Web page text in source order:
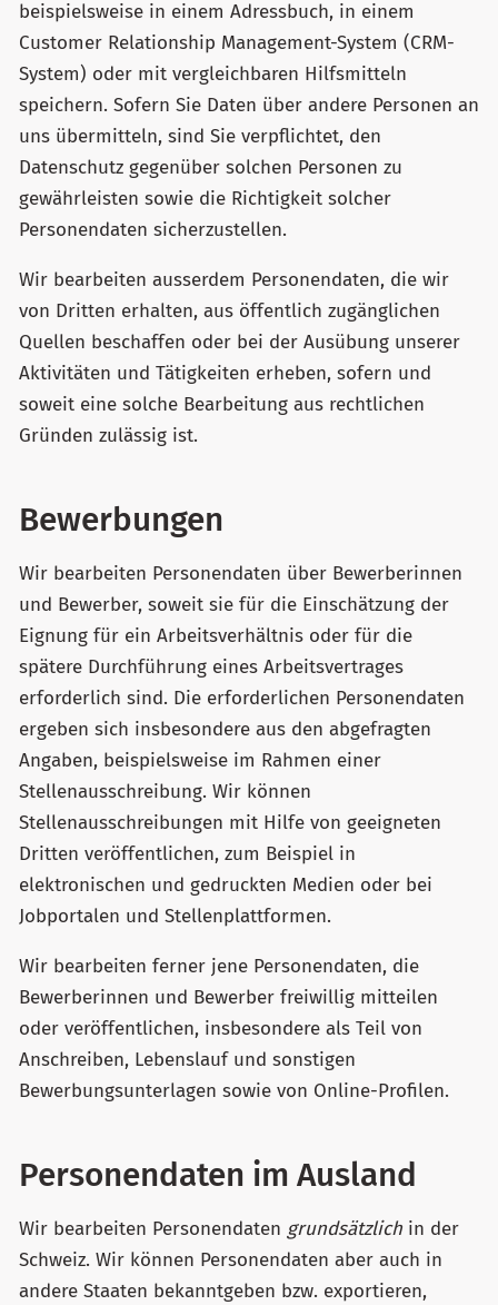
beispielsweise in einem Adressbuch, in einem
Customer Relationship Management-System (CRM-
System) oder mit vergleichbaren Hilfsmitteln
speichern. Sofern Sie Daten über andere Personen an
uns übermitteln, sind Sie verpflichtet, den
Datenschutz gegenüber solchen Personen zu
gewährleisten sowie die Richtigkeit solcher
Personendaten sicherzustellen.
Wir bearbeiten ausserdem Personendaten, die wir
von Dritten erhalten, aus öffentlich zugänglichen
Quellen beschaffen oder bei der Ausübung unserer
Aktivitäten und Tätigkeiten erheben, sofern und
soweit eine solche Bearbeitung aus rechtlichen
Gründen zulässig ist.
Bewerbungen
Wir bearbeiten Personendaten über Bewerberinnen
und Bewerber, soweit sie für die Einschätzung der
Eignung für ein Arbeitsverhältnis oder für die
spätere Durchführung eines Arbeitsvertrages
erforderlich sind. Die erforderlichen Personendaten
ergeben sich insbesondere aus den abgefragten
Angaben, beispielsweise im Rahmen einer
Stellenausschreibung. Wir können
Stellenausschreibungen mit Hilfe von geeigneten
Dritten veröffentlichen, zum Beispiel in
elektronischen und gedruckten Medien oder bei
Jobportalen und Stellenplattformen.
Wir bearbeiten ferner jene Personendaten, die
Bewerberinnen und Bewerber freiwillig mitteilen
oder veröffentlichen, insbesondere als Teil von
Anschreiben, Lebenslauf und sonstigen
Bewerbungsunterlagen sowie von Online-Profilen.
Personendaten im Ausland
Wir bearbeiten Personendaten grundsätzlich in der
Schweiz. Wir können Personendaten aber auch in
andere Staaten bekanntgeben bzw. exportieren,